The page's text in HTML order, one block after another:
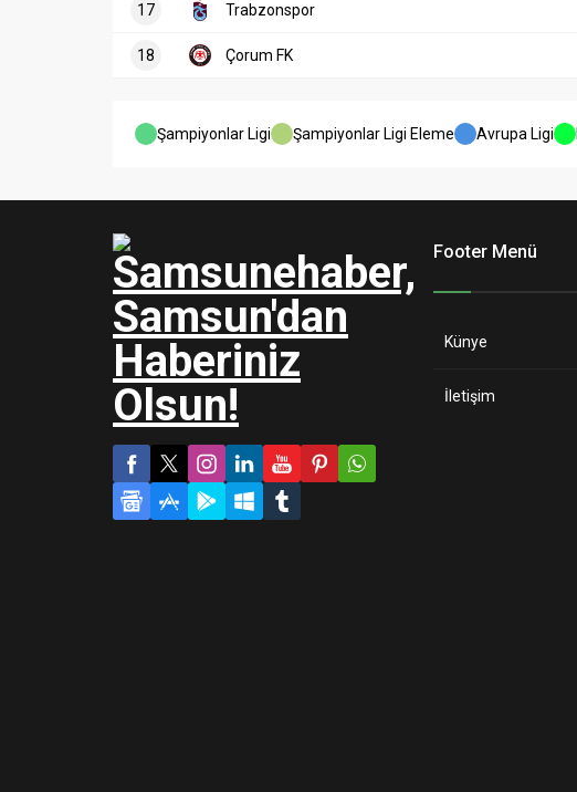
17 Trabzonspor
18 Çorum FK
Şampiyonlar Ligi Şampiyonlar Ligi Eleme Avrupa Ligi
Footer Menü
Künye
İletişim